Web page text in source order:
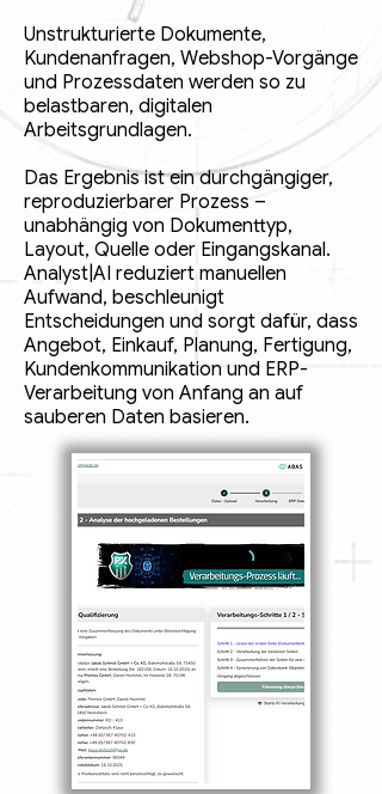
Unstrukturierte Dokumente,
Kundenanfragen, Webshop-Vorgänge
und Prozessdaten werden so zu
belastbaren, digitalen
Arbeitsgrundlagen.
​Das Ergebnis ist ein durchgängiger,
reproduzierbarer Prozess –
unabhängig von Dokumenttyp,
Layout, Quelle oder Eingangskanal.
Analyst|AI reduziert manuellen
Aufwand, beschleunigt
Entscheidungen und sorgt dafür, dass
Angebot, Einkauf, Planung, Fertigung,
Kundenkommunikation und ERP-
Verarbeitung von Anfang an auf
sauberen Daten basieren.